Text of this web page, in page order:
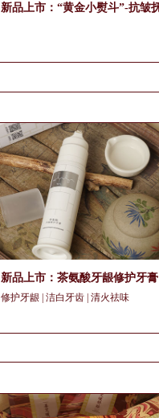
新品上市：茶氨酸牙龈修护牙膏
修护牙龈 | 洁白牙齿 | 清火祛味